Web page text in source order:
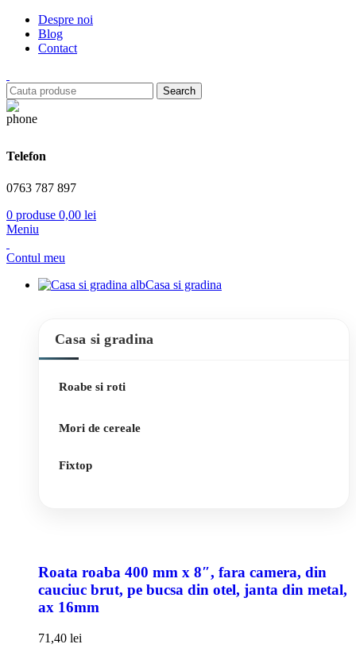
Despre noi
Blog
Contact
Search
Telefon
0763 787 897
0 produse 0,00 lei
Meniu
Contul meu
Casa si gradina
Casa si gradina
Roabe si roti
Mori de cereale
Fixtop
Roata roaba 400 mm x 8″, fara camera, din
cauciuc brut, pe bucsa din otel, janta din metal,
ax 16mm
71,40 lei